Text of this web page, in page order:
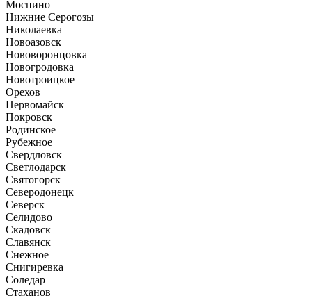
Моспино
Нижние Серогозы
Николаевка
Новоазовск
Нововоронцовка
Новогродовка
Новотроицкое
Орехов
Первомайск
Покровск
Родинское
Рубежное
Свердловск
Светлодарск
Святогорск
Северодонецк
Северск
Селидово
Скадовск
Славянск
Снежное
Снигиревка
Соледар
Стаханов